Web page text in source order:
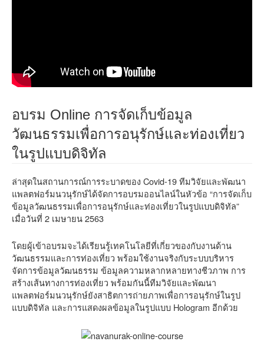
อบรม Online การจัดเก็บข้อมูล
วัฒนธรรมเพื่อการอนุรักษ์และท่องเที่ยว
ในรูปแบบดิจิทัล
ล่าสุดในสถานการณ์การระบาดของ Covid-19 ทีมวิจัยและพัฒนา
แพลตฟอร์มนวนุรักษ์ได้จัดการอบรมออนไลน์ในหัวข้อ “การจัดเก็บ
ข้อมูลวัฒนธรรมเพื่อการอนุรักษ์และท่องเที่ยวในรูปแบบดิจิทัล”
เมื่อวันที่ 2 เมษายน 2563
โดยผู้เข้าอบรมจะได้เรียนรู้เทคโนโลยีที่เกี่ยวของกับงานด้าน
วัฒนธรรมและการท่องเที่ยว พร้อมใช้งานจริงกับระบบบริหาร
จัดการข้อมูลวัฒนธรรม ข้อมูลความหลากหลายทางชีวภาพ การ
สร้างเส้นทางการท่องเที่ยว พร้อมกันนี้ทีมวิจัยและพัฒนา
แพลตฟอร์มนวนุรักษ์ยังสาธิตการถ่ายภาพเพื่อการอนุรักษ์ในรูป
แบบดิจิทัล และการแสดงผลข้อมูลในรูปแบบ Hologram อีกด้วย